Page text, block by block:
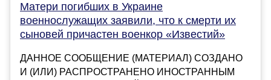
Матери погибших в Украине
военнослужащих заявили, что к смерти их
сыновей причастен военкор «Известий»
ДАННОЕ СООБЩЕНИЕ (МАТЕРИАЛ) СОЗДАНО
И (ИЛИ) РАСПРОСТРАНЕНО ИНОСТРАННЫМ